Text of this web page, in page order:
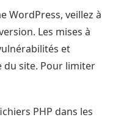
WordPress, veillez à
Les mises à
et
du site. Pour limiter
PHP dans les